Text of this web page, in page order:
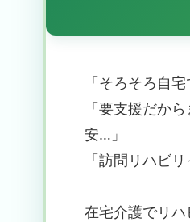
「そろそろ自
「要支援だか
安…」
「訪問リハビ
在宅介護でリ